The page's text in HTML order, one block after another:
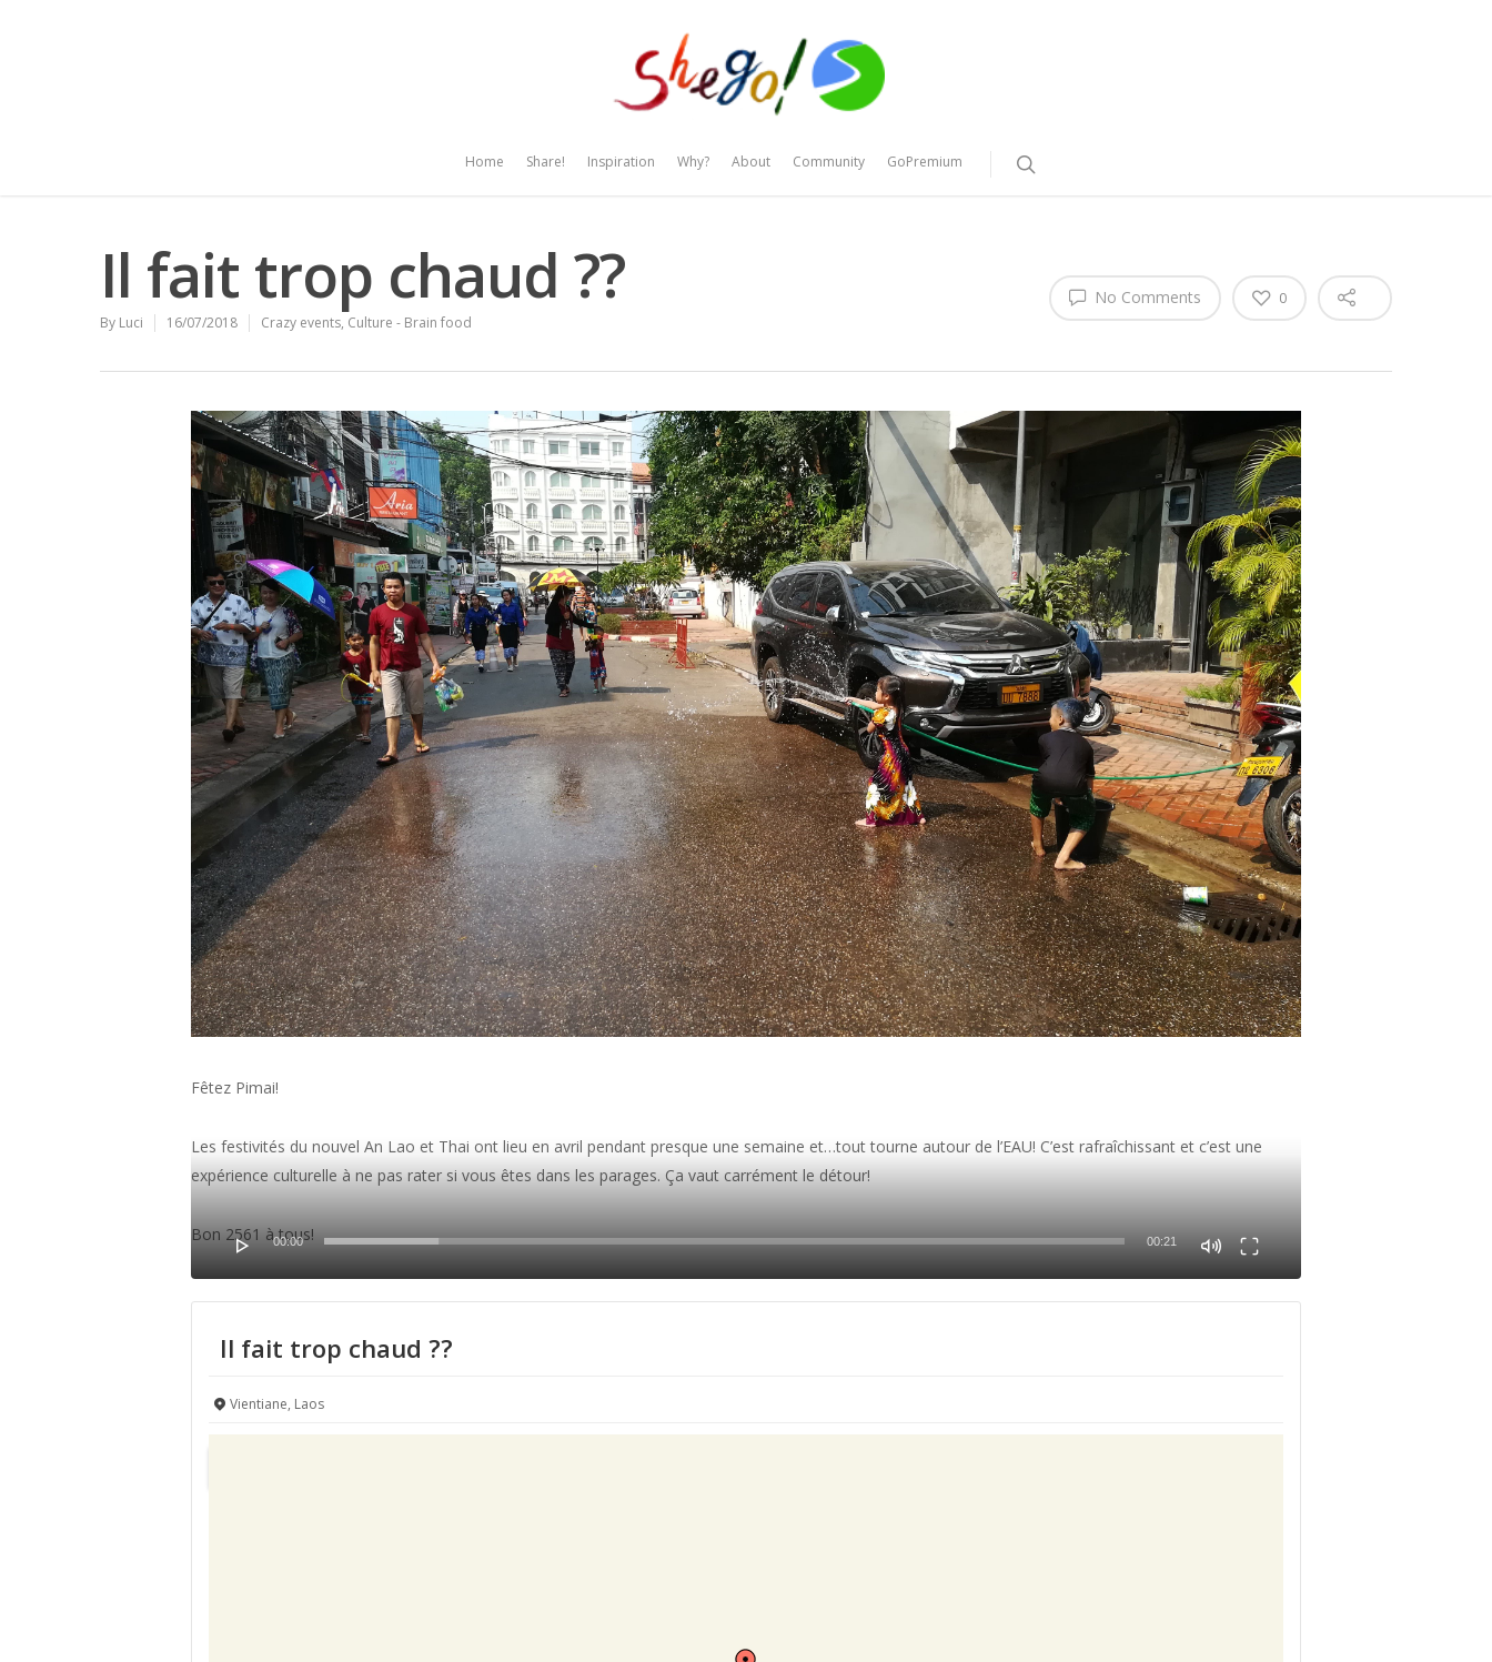
Home Share! Inspiration Why? About Community GoPremium
Il fait trop chaud ??
By Luci 16/07/2018 Crazy events, Culture - Brain food
No Comments 0
Fêtez Pimai!
Les festivités du nouvel An Lao et Thai ont lieu en avril pendant presque une semaine et…tout tourne autour de l’EAU! C’est rafraîchissant et c’est une
expérience culturelle à ne pas rater si vous êtes dans les parages. Ça vaut carrément le détour!
Bon 2561 à tous!
00:00 00:21
Il fait trop chaud ??
Vientiane, Laos